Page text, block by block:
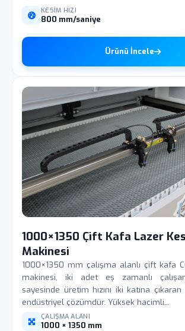
KESIM HIZI
800 mm/saniye
Ürünü İncele
1000×1350 Çift Kafa Lazer
Makinesi
1000×1350 mm çalışma alanlı çift kafa
makinesi, iki adet eş zamanlı
sayesinde üretim hızını iki katına
endüstriyel çözümdür. Yüksek hacimli...
ÇALIŞMA ALANI
1000 × 1350 mm